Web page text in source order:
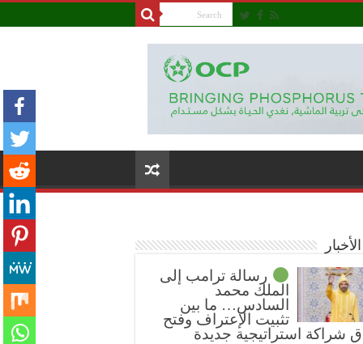
رسالة ترامب إلى
الملك محمد
السادس… ما بين
تثبيت الإعتراف وفتح
شراكة استراتيجية جديدة